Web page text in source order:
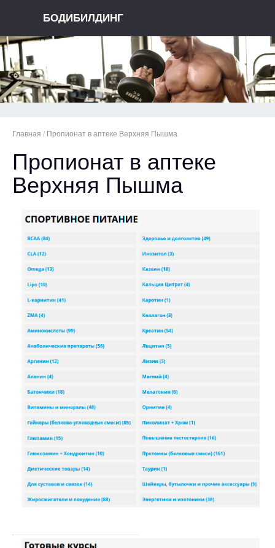
БОДИБИЛДИНГ
Главная / Пропионат в аптеке Верхняя Пышма
Пропионат в аптеке
Верхняя Пышма